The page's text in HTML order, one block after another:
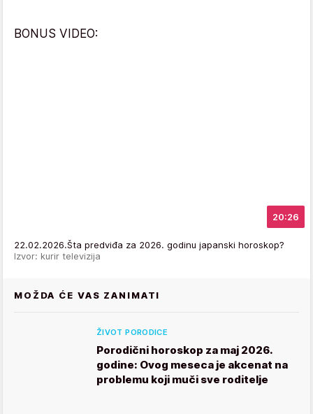
BONUS VIDEO:
20:26
22.02.2026.Šta predviđa za 2026. godinu japanski horoskop?
Izvor: kurir televizija
MOŽDA ĆE VAS ZANIMATI
ŽIVOT PORODICE
Porodični horoskop za maj 2026.
godine: Ovog meseca je akcenat na
problemu koji muči sve roditelje